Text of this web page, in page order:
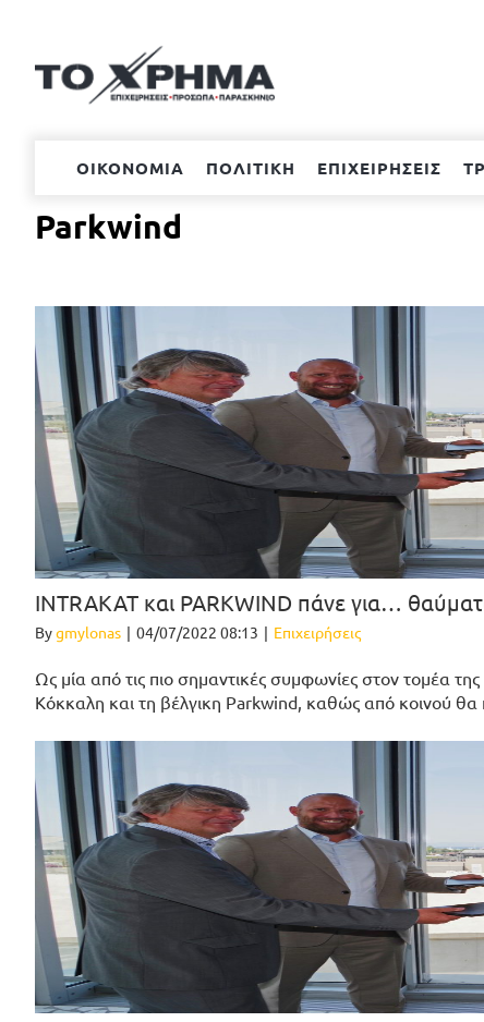
περιεχόμενο
ΟΙΚΟΝΟΜΙΑ ΠΟΛΙΤΙΚΗ ΕΠΙΧΕΙΡΗΣΕΙΣ
Parkwind
ΙNTRAKAT και PARKWIND πάνε για…
Bygmylonas | 04/07/2022 08:13 | Επιχειρήσεις
Ως μία από τις πιο σημαντικές συμφωνίες στον τομέα
Κόκκαλη και τη βέλγικη Parkwind, καθώς από κοινού θα